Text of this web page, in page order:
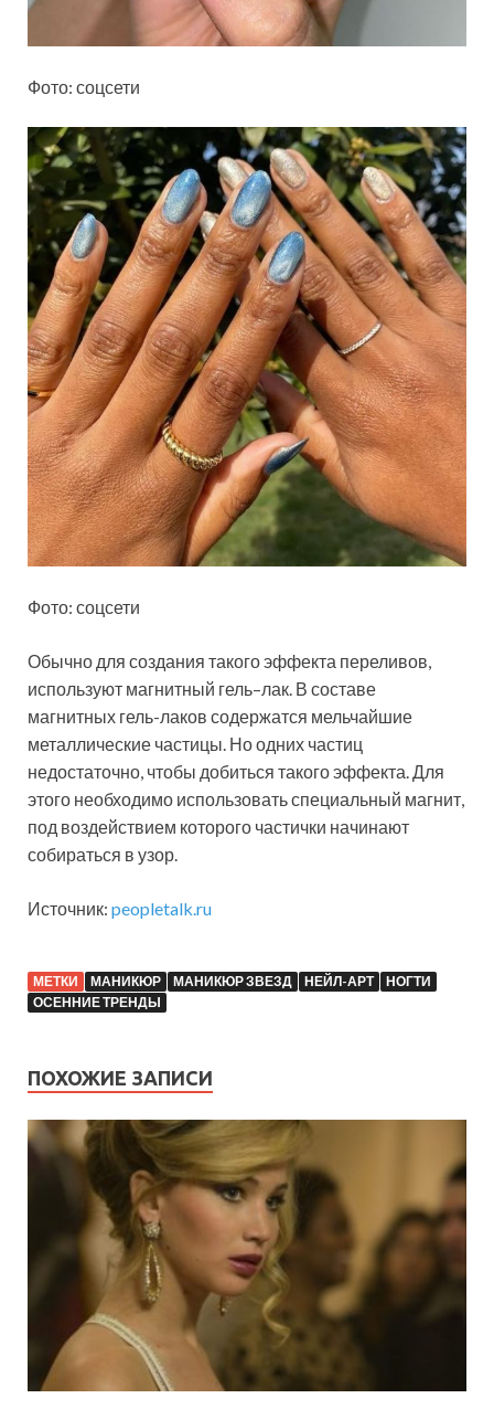
Фото: соцсети
Фото: соцсети
Обычно для создания такого эффекта переливов,
используют магнитный гель–лак. В составе
магнитных гель-лаков содержатся мельчайшие
металлические частицы. Но одних частиц
недостаточно, чтобы добиться такого эффекта. Для
этого необходимо использовать специальный магнит,
под воздействием которого частички начинают
собираться в узор.
Источник: peopletalk.ru
МЕТКИ МАНИКЮР МАНИКЮР ЗВЕЗД НЕЙЛ-АРТ
НОГТИ
ОСЕННИЕ ТРЕНДЫ
ПОХОЖИЕ ЗАПИСИ